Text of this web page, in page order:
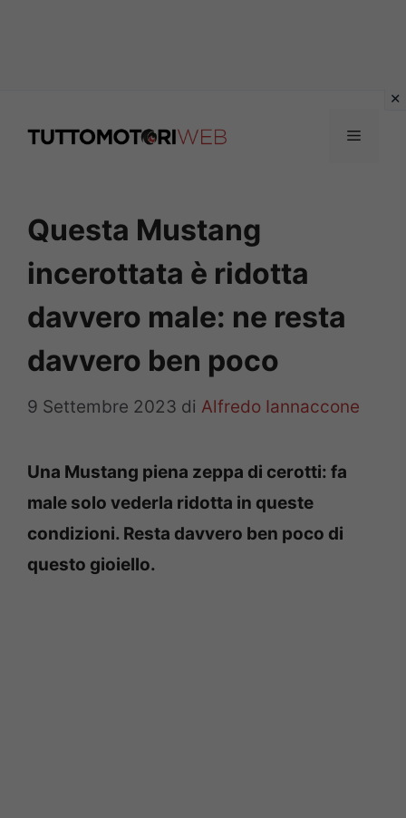
Menu
Questa Mustang
incerottata è ridotta
davvero male: ne resta
davvero ben poco
9 Settembre 2023 di Alfredo Iannaccone
Una Mustang piena zeppa di cerotti: fa
male solo vederla ridotta in queste
condizioni. Resta davvero ben poco di
questo gioiello.